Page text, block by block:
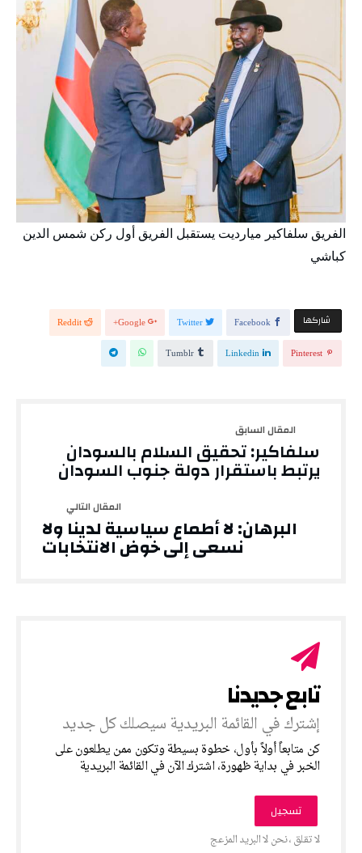
الفريق سلفاكير ميارديت يستقبل الفريق أول ركن شمس الدين
كباشي
‫‫ شاركها‬ Facebook
Twitter
Google+
Reddit
Pinterest
Linkedin
Tumblr
سلفاكير: تحقيق السلام بالسودان
يرتبط باستقرار دولة جنوب السودان
البرهان: لا أطماع سياسية لدينا ولا
نسعى إلى خوض الانتخابات
‎كن متابعاً أولاً بأول، خطوة بسيطة وتكون ممن يطلعون على
الخبر في بداية ظهورة، اشترك الآن في القائمة البريدية